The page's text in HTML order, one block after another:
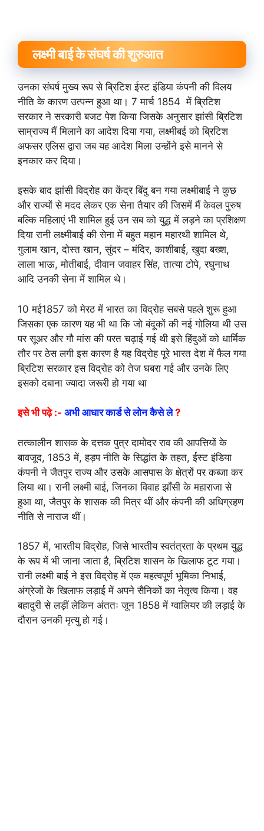
लक्ष्मी बाई के संघर्ष की शुरुआत
उनका संघर्ष मुख्य रूप से ब्रिटिश ईस्ट इंडिया कंपनी की विलय
नीति के कारण उत्पन्न हुआ था। 7 मार्च 1854 में ब्रिटिश
सरकार ने सरकारी बजट पेश किया जिसके अनुसार झांसी ब्रिटिश
साम्राज्य मैं मिलाने का आदेश दिया गया, लक्ष्मीबई को ब्रिटिश
अफसर एलिस द्वारा जब यह आदेश मिला उन्होंने इसे मानने से
इनकार कर दिया।
इसके बाद झांसी विद्रोह का केंद्र बिंदु बन गया लक्ष्मीबाई ने कुछ
और राज्यों से मदद लेकर एक सेना तैयार की जिसमें मैं केवल पुरुष
बल्कि महिलाएं भी शामिल हुई उन सब को युद्ध में लड़ने का प्रशिक्षण
दिया रानी लक्ष्मीबाई की सेना में बहुत महान महारथी शामिल थे,
गुलाम खान, दोस्त खान, सुंदर – मंदिर, काशीबाई, खुदा बख्श,
लाला भाऊ, मोतीबाई, दीवान जवाहर सिंह, तात्या टोपे, रघुनाथ
आदि उनकी सेना में शामिल थे।
10 मई1857 को मेरठ में भारत का विद्रोह सबसे पहले शुरू हुआ
जिसका एक कारण यह भी था कि जो बंदूकों की नई गोलिया थी उस
पर सूअर और गौ मांस की परत चढ़ाई गई थी इसे हिंदुओं को धार्मिक
तौर पर ठेस लगी इस कारण है यह विद्रोह पूरे भारत देश में फैल गया
ब्रिटिश सरकार इस विद्रोह को तेज घबरा गई और उनके लिए
इसको दबाना ज्यादा जरूरी हो गया था
इसे भी पढ़े :- अभी आधार कार्ड से लोन कैसे ले?
तत्कालीन शासक के दत्तक पुत्र दामोदर राव की आपत्तियों के
बावजूद, 1853 में, हड़प नीति के सिद्धांत के तहत, ईस्ट इंडिया
कंपनी ने जैतपुर राज्य और उसके आसपास के क्षेत्रों पर कब्जा कर
लिया था। रानी लक्ष्मी बाई, जिनका विवाह झाँसी के महाराजा से
हुआ था, जैतपुर के शासक की मित्र थीं और कंपनी की अधिग्रहण
नीति से नाराज थीं।
1857 में, भारतीय विद्रोह, जिसे भारतीय स्वतंत्रता के प्रथम युद्ध
के रूप में भी जाना जाता है, ब्रिटिश शासन के खिलाफ टूट गया।
रानी लक्ष्मी बाई ने इस विद्रोह में एक महत्वपूर्ण भूमिका निभाई,
अंग्रेजों के खिलाफ लड़ाई में अपने सैनिकों का नेतृत्व किया। वह
बहादुरी से लड़ीं लेकिन अंततः जून 1858 में ग्वालियर की लड़ाई के
दौरान उनकी मृत्यु हो गई।